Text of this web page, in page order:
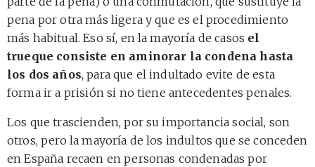
pena por otra más ligera y que es el procedimiento
más habitual. Eso sí, en la mayoría de casos el
trueque consiste en aminorar la condena hasta
los dos años, para que el indultado evite de esta
forma ir a prisión si no tiene antecedentes penales.
Los que trascienden, por su importancia social, son
otros, pero la mayoría de los indultos que se conceden
en España recaen en personas condenadas por